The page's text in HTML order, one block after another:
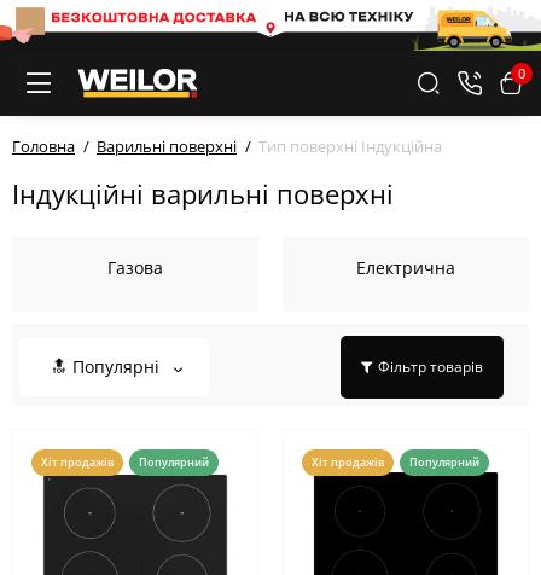
0
Головна Варильні поверхні Тип поверхні Індукційна
Індукційні варильні поверхні
Газова Електрична
🔝 Популярні Фільтр товарів
Хіт продажів Популярний Хіт продажів Популярний